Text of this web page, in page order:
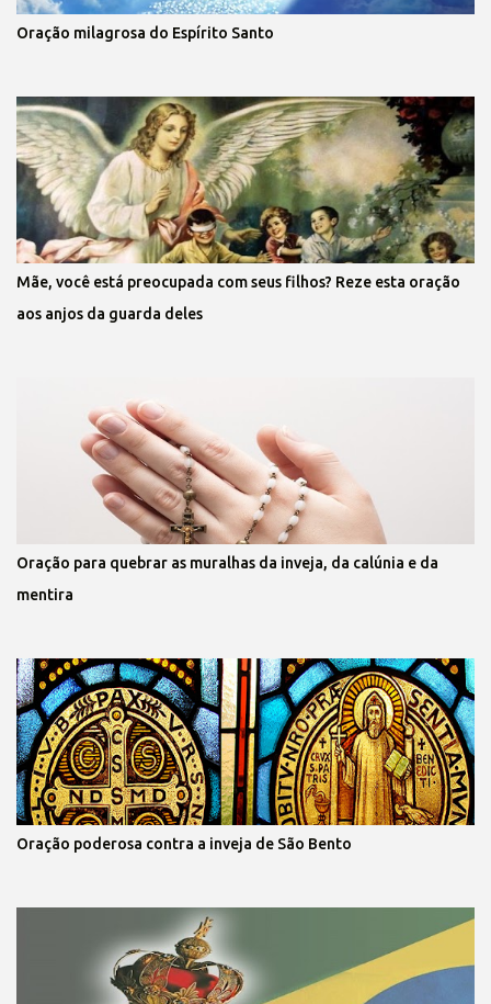
Oração milagrosa do Espírito Santo
Mãe, você está preocupada com seus filhos? Reze esta oração
aos anjos da guarda deles
Oração para quebrar as muralhas da inveja, da calúnia e da
mentira
Oração poderosa contra a inveja de São Bento